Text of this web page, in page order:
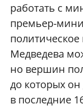
работать с
премьер-
Медведева
но вершин
до которых
в последние